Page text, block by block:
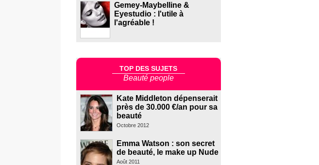
Gemey-Maybelline &
Eyestudio : l'utile à
l'agréable !
TOP DES SUJETS
Beauté people
Kate Middleton dépenserait
près de 30.000 €/an pour sa
beauté
Octobre 2012
Emma Watson : son secret
de beauté, le make up Nude
Août 2011